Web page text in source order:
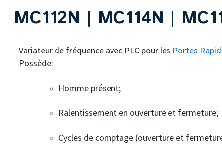
MC112N | MC114N |
Variateur de fréquence avec PLC pour les Portes
Possède:
Homme présent;
Ralentissement en ouverture et fermeture;
Cycles de comptage (ouverture et